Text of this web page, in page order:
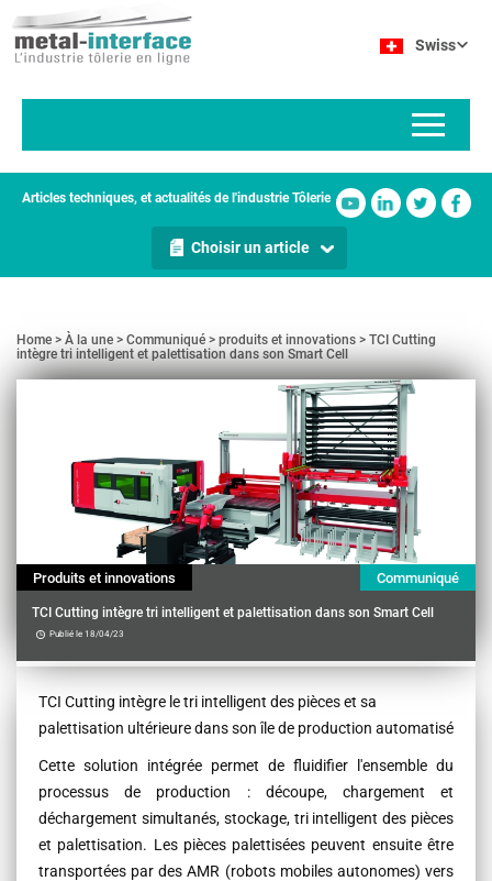
au
contenu
Swiss
Articles techniques, et actualités de l'industrie Tôlerie
Choisir un article
Home À la une Communiqué produits et innovations
TCI Cutting
intègre tri intelligent et palettisation dans son Smart Cell
Produits et innovations Communiqué
TCI Cutting intègre tri intelligent et palettisation dans son Smart Cell
Publié le 18/04/23
Contenu
TCI Cutting intègre le tri intelligent des pièces et sa
palettisation ultérieure dans son île de production automatisé
Cette solution intégrée permet de fluidifier l'ensemble du
processus de production : découpe, chargement et
déchargement simultanés, stockage, tri intelligent des pièces
et palettisation. Les pièces palettisées peuvent ensuite être
transportées par des AMR (robots mobiles autonomes) vers